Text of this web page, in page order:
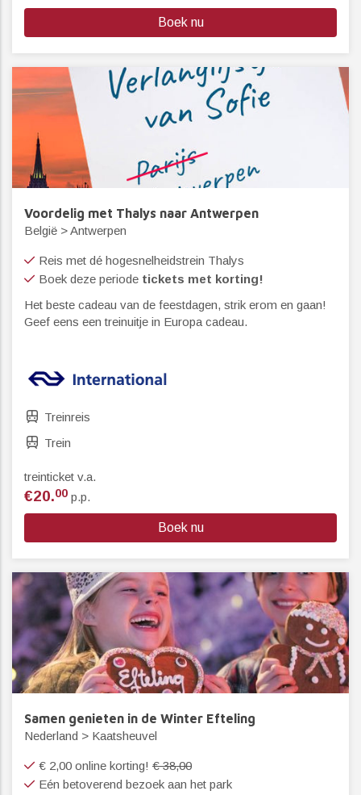
Boek nu
Voordelig met Thalys naar Antwerpen
België > Antwerpen
Reis met dé hogesnelheidstrein Thalys
Boek deze periode tickets met korting!
Het beste cadeau van de feestdagen, strik erom en gaan!
Geef eens een treinuitje in Europa cadeau.
Treinreis
Trein
treinticket v.a.
€20.00 p.p.
Boek nu
Samen genieten in de Winter Efteling
Nederland > Kaatsheuvel
€ 2,00 online korting! € 38,00
Eén betoverend bezoek aan het park